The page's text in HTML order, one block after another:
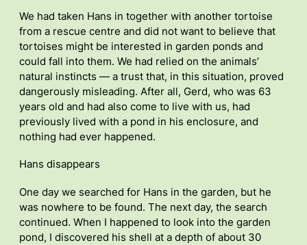
We had taken Hans in together with another tortoise
from a rescue centre and did not want to believe that
tortoises might be interested in garden ponds and
could fall into them. We had relied on the animals’
natural instincts — a trust that, in this situation, proved
dangerously misleading. After all, Gerd, who was 63
years old and had also come to live with us, had
previously lived with a pond in his enclosure, and
nothing had ever happened.
Hans disappears
One day we searched for Hans in the garden, but he
was nowhere to be found. The next day, the search
continued. When I happened to look into the garden
pond, I discovered his shell at a depth of about 30